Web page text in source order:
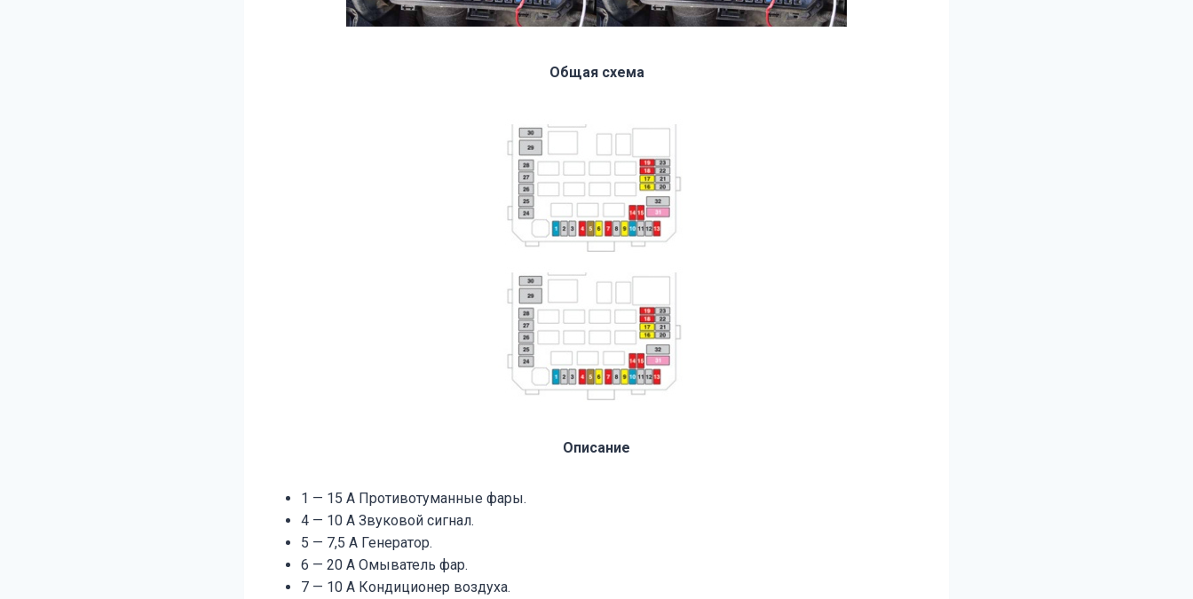
Общая схема
Описание
1 — 15 A Противотуманные фары.
4 — 10 A Звуковой сигнал.
5 — 7,5 A Генератор.
6 — 20 A Омыватель фар.
7 — 10 A Кондиционер воздуха.